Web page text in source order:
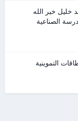
خير الله
الصناعية
التموينية